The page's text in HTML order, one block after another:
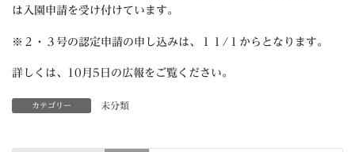
は入園申請を受け付けています。
※２・３号の認定申請の申し込みは、１１/１からとなります。
詳しくは、10月5日の広報をご覧ください。
カテゴリー 未分類